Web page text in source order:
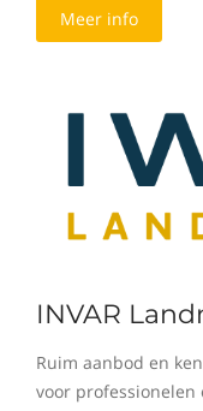
Meer info
INVAR
Ruim aanbod en
voor